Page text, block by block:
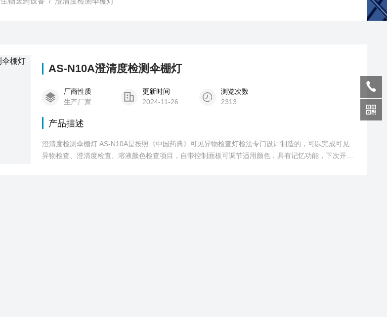
AS-N10A澄清度检测伞棚灯
厂商性质
生产厂家
更新时间
2024-11-26
浏览次数
2313
产品描述
澄清度检测伞棚灯 AS-N10A是按照《中国药典》可见异物检查灯检法专门设计制造的，可以完成可见
异物检查、澄清度检查、溶液颜色检查项目，自带控制面板可调节适用颜色，具有记忆功能，下次开机